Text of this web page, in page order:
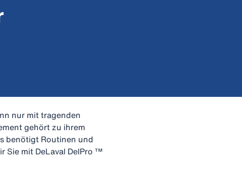
nur mit tragenden
gehört zu ihrem
benötigt Routinen und
Sie mit DeLaval DelPro ™